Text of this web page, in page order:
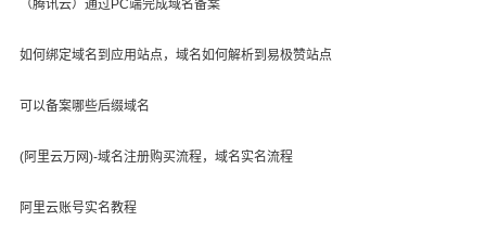
（腾讯云）通过PC端完成域名备案
如何绑定域名到应用站点，域名如何解析到易极赞站点
可以备案哪些后缀域名
(阿里云万网)-域名注册购买流程，域名实名流程
阿里云账号实名教程